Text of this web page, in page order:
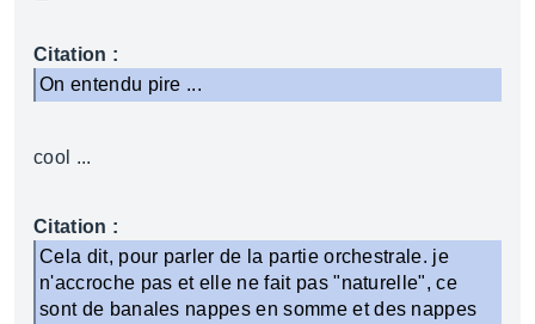
Citation :
On entendu pire ...
cool ...
Citation :
Cela dit, pour parler de la partie orchestrale. je
n'accroche pas et elle ne fait pas "naturelle", ce
sont de banales nappes en somme et des nappes